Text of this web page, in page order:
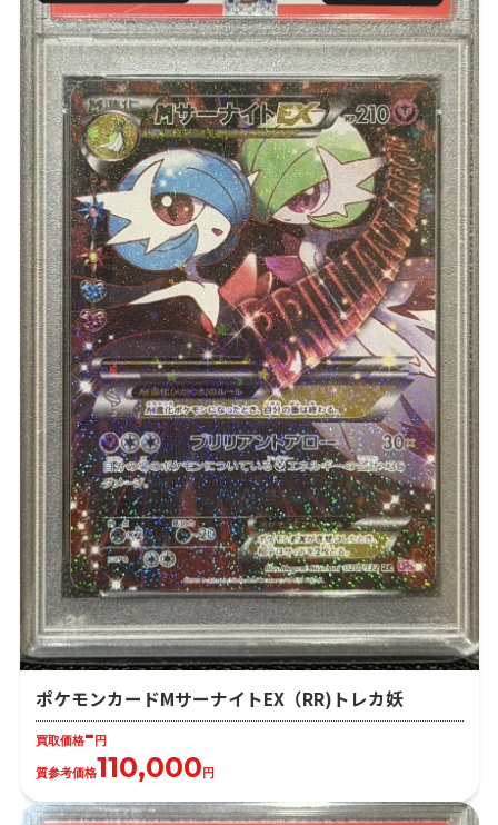
ポケモンカードMサーナイトEX（RR)トレカ妖
買取価格- 円
質参考価格110,000 円